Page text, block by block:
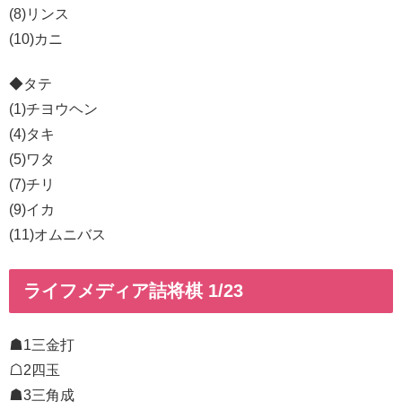
(8)リンス
(10)カニ
◆タテ
(1)チヨウヘン
(4)タキ
(5)ワタ
(7)チリ
(9)イカ
(11)オムニバス
ライフメディア詰将棋 1/23
☗1三金打
☖2四玉
☗3三角成